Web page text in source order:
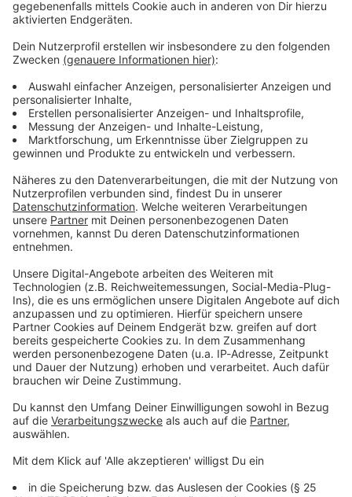
Verpass' nichts mehr - mit unserem kostenlosen
ANTENNE BAYERN Newsletter. Ob Nachrichten,
Lifestyle oder unsere neuesten Aktionen - wir
informieren dich.
Zum Newsletter anmelden
Du möchtest uns etwas sagen?
Kontaktformular
Sprachnachricht
© dpa-infocom, dpa:260125-930-592220/3
DAS KÖNNTE DICH AUCH INTERESSIEREN
Welt